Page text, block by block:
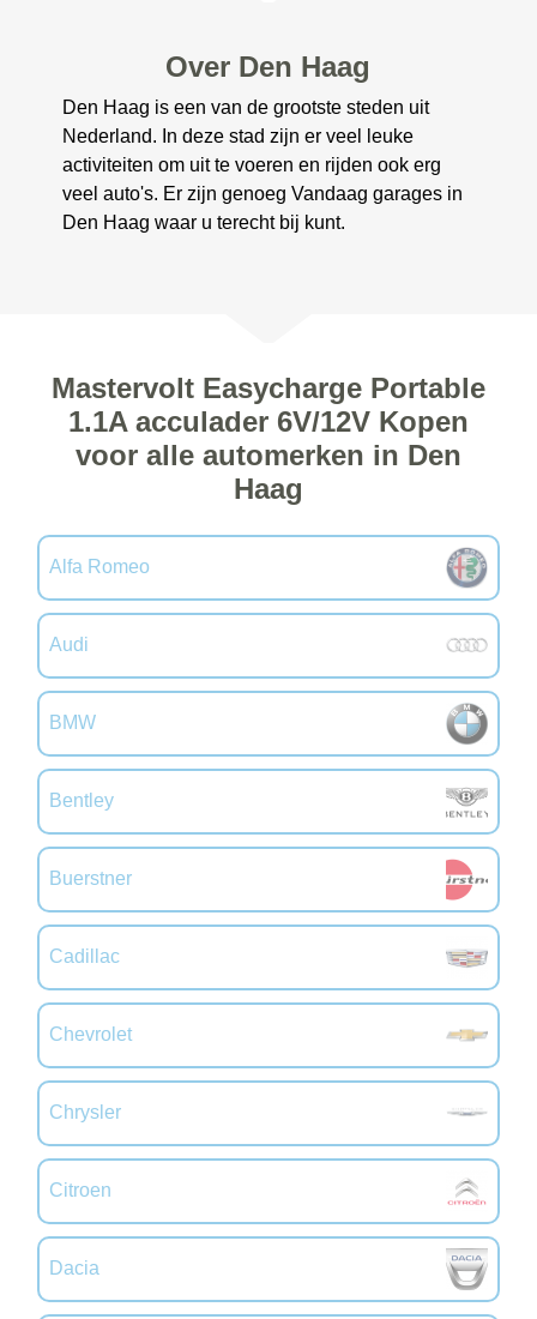
Over Den Haag
Den Haag is een van de grootste steden uit
Nederland. In deze stad zijn er veel leuke
activiteiten om uit te voeren en rijden ook erg
veel auto's. Er zijn genoeg Vandaag garages in
Den Haag waar u terecht bij kunt.
Mastervolt Easycharge Portable
1.1A acculader 6V/12V Kopen
voor alle automerken in Den
Haag
Alfa Romeo
Audi
BMW
Bentley
Buerstner
Cadillac
Chevrolet
Chrysler
Citroen
Dacia